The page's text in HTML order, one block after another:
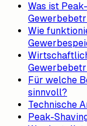
Was ist
Wie
Für welche
sinnvoll?
Technische
Peak-